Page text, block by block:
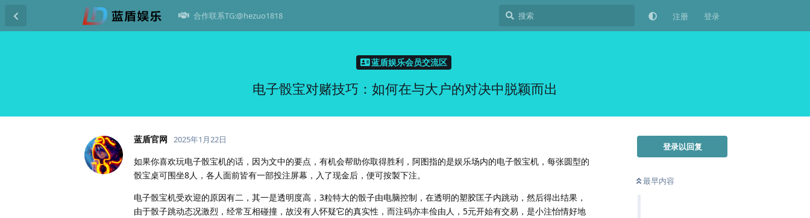
合作联系TG:@hezuo1818 注册 登录
蓝盾娱乐会员交流区
电子骰宝对赌技巧：如何在与大户的对决中脱颖而出
登录以回复
最早内容
蓝盾官网 2025年1月22日
如果你喜欢玩电子骰宝机的话，因为文中的要点，有机会帮助你取得胜利，阿图指的是娱乐场内的电子骰宝机，每张圆型的
骰宝桌可围坐8人，各人面前皆有一部投注屏幕，入了现金后，便可按製下注。
电子骰宝机受欢迎的原因有二，其一是透明度高，3粒特大的骰子由电脑控制，在透明的塑胶匡子内跳动，然后得出结果，
由于骰子跳动态况激烈，经常互相碰撞，故没有人怀疑它的真实性，而注码亦丰俭由人，5元开始有交易，是小注怡情好地